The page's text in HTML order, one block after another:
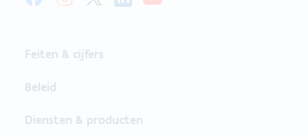
Feiten & cijfers
Beleid
Diensten & producten